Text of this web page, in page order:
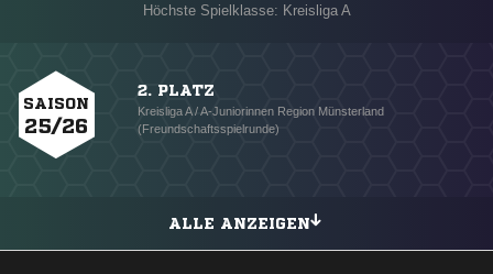
Höchste Spielklasse: Kreisliga A
SAISON
25/26
2. PLATZ
Kreisliga A / A-Juniorinnen Region Münsterland
(Freundschaftsspielrunde)
ALLE ANZEIGEN